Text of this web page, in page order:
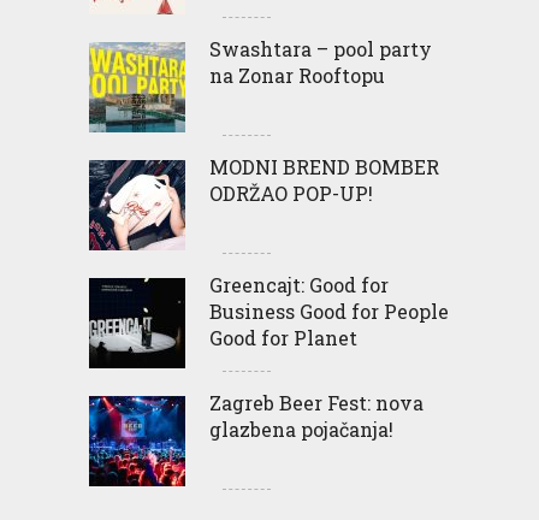
Swashtara – pool party
na Zonar Rooftopu
MODNI BREND BOMBER
ODRŽAO POP-UP!
Greencajt: Good for
Business Good for People
Good for Planet
Zagreb Beer Fest: nova
glazbena pojačanja!